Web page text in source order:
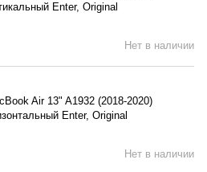
Enter, Original
Нет в наличии
Air 13" A1932 (2018-2020)
Enter, Original
Нет в наличии